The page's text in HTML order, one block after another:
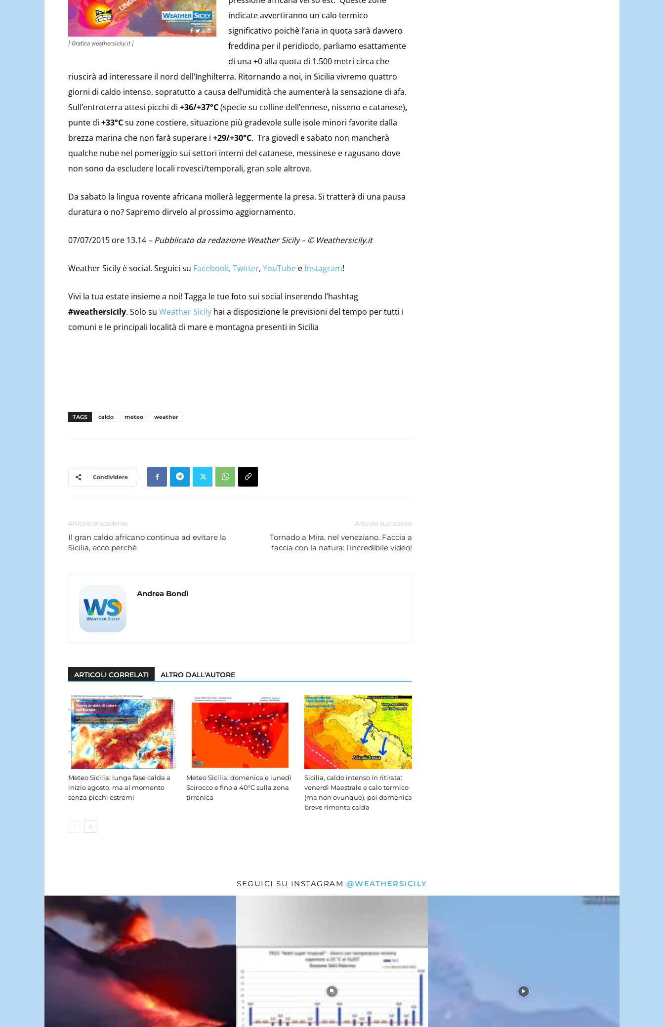
| Grafica weathersicily.it |
indicate avvertiranno un calo termico
significativo poichè l’aria in quota sarà davvero
freddina per il peridiodo, parliamo esattamente
di una +0 alla quota di 1.500 metri circa che
riuscirà ad interessare il nord dell’Inghilterra. Ritornando a noi, in Sicilia vivremo quattro
giorni di caldo intenso, sopratutto a causa dell’umidità che aumenterà la sensazione di afa.
Sull’entroterra attesi picchi di +36/+37°C(specie su colline dell’ennese, nisseno e catanese),
punte di +33°Csu zone costiere, situazione più gradevole sulle isole minori favorite dalla
brezza marina che non farà superare i +29/+30°C. Tra giovedì e sabato non mancherà
qualche nube nel pomeriggio sui settori interni del catanese, messinese e ragusano dove
non sono da escludere locali rovesci/temporali, gran sole altrove.
Da sabato la lingua rovente africana mollerà leggermente la presa. Si tratterà di una pausa
duratura o no? Sapremo dirvelo al prossimo aggiornamento.
07/07/2015 ore 13.14 – Pubblicato da redazione Weather Sicily – © Weathersicily.it
Weather Sicily è social. Seguici su Facebook, Twitter, YouTube e Instagram!
Vivi la tua estate insieme a noi! Tagga le tue foto sui social inserendo l’hashtag
#weathersicily. Solo su Weather Sicily hai a disposizione le previsioni del tempo per tutti i
comuni e le principali località di mare e montagna presenti in Sicilia
TAGS caldo meteo weather
Condividere
Articolo precedente
Il gran caldo africano continua ad evitare la
Sicilia, ecco perchè
Articolo successivo
Tornado a Mira, nel veneziano. Faccia a
faccia con la natura: l’incredibile video!
Andrea Bondì
ARTICOLI CORRELATI ALTRO DALL'AUTORE
Meteo Sicilia: lunga fase calda a
inizio agosto, ma al momento
senza picchi estremi
Meteo Sicilia: domenica e lunedì
Scirocco e fino a 40°C sulla zona
tirrenica
Sicilia, caldo intenso in ritirata:
venerdì Maestrale e calo termico
(ma non ovunque), poi domenica
breve rimonta calda
SEGUICI SU INSTAGRAM @WEATHERSICILY